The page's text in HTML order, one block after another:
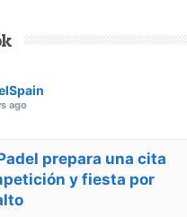
ago
prepara una cita
y fiesta por